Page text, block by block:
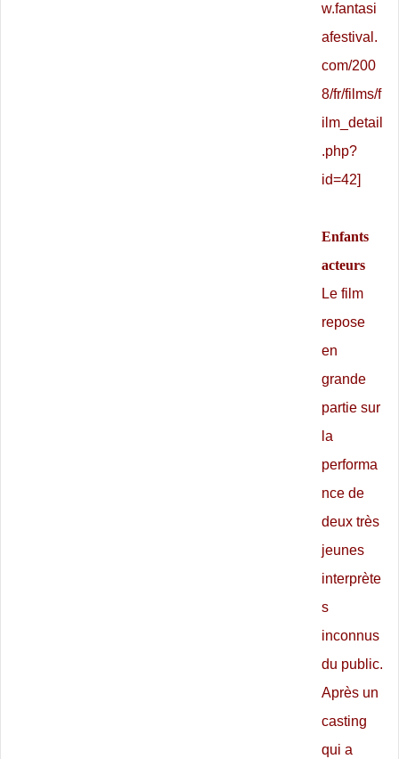
w.fantasi
afestival.
com/200
8/fr/films/f
ilm_detail
.php?
id=42]
Enfants
acteurs
Le film
repose
en
grande
partie sur
la
performa
nce de
deux très
jeunes
interprète
s
inconnus
du public.
Après un
casting
qui a